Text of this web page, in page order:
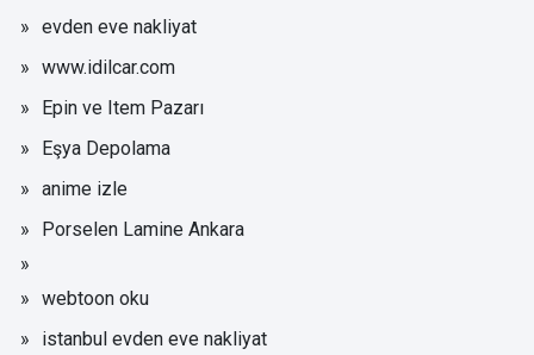
evden eve nakliyat
www.idilcar.com
Epin ve Item Pazarı
Eşya Depolama
anime izle
Porselen Lamine Ankara
webtoon oku
istanbul evden eve nakliyat